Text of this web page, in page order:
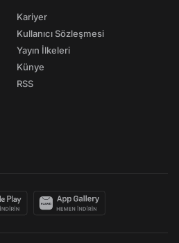
Kariyer
Kullanıcı Sözleşmesi
Yayın İlkeleri
Künye
RSS